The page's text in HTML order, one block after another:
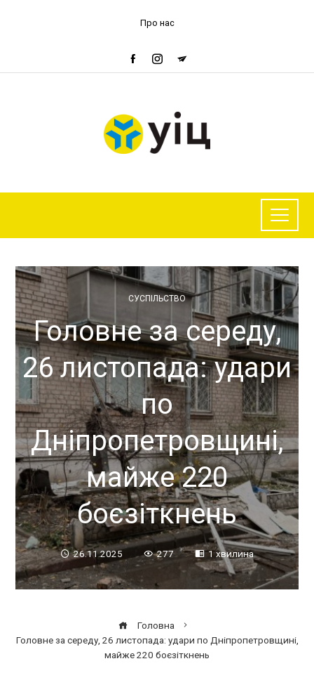
Про нас
СУСПІЛЬСТВО
Головне за середу,
26 листопада: удари
по
Дніпропетровщині,
майже 220
боєзіткнень
26.11.2025 277 1 хвилина
Головна
Головне за середу, 26 листопада: удари по Дніпропетровщині,
майже 220 боєзіткнень